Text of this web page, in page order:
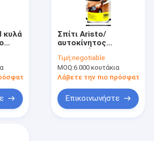
πολυουρεθάνιου
φροντίδας
κυλά
τιμή
Σπίτι Aristo/
αυτοκίνητος
αυτοκινήτων
ψεκασμού γυαλιού
καθαρότερος
Τιμή:negotiable
MOQ:6.000 κουτάκια
Λάβετε την πιο πρόσφατη
Επικοινωνήστε